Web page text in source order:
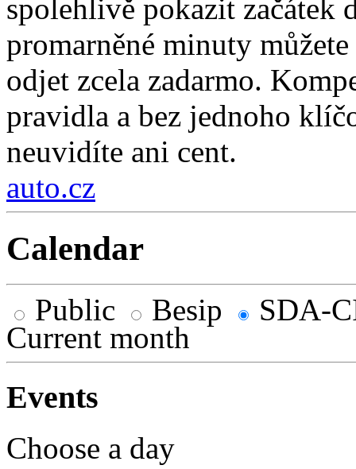
spolehlivě pokazit začátek
promarněné minuty
odjet zcela zadarmo.
pravidla a bez jednoho
neuvidíte ani cent.
auto.cz
Calendar
Public Besip
SDA-
Current month
Events
Choose a day